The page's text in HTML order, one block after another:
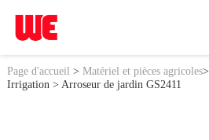
Page d'accueil > Matériel et pièces agricoles>
Irrigation > Arroseur de jardin GS2411